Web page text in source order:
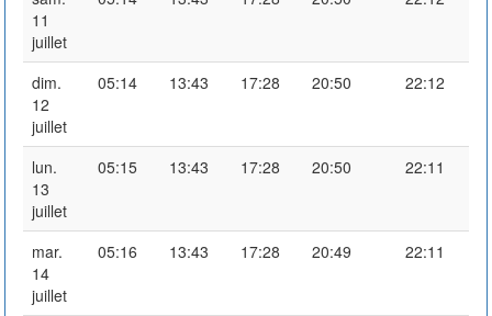
11
juillet
dim.
12
juillet
05:14 13:43 17:28 20:50 22:12
lun.
13
juillet
05:15 13:43 17:28 20:50 22:11
mar.
14
juillet
05:16 13:43 17:28 20:49 22:11